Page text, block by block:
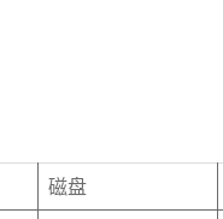
磁盘